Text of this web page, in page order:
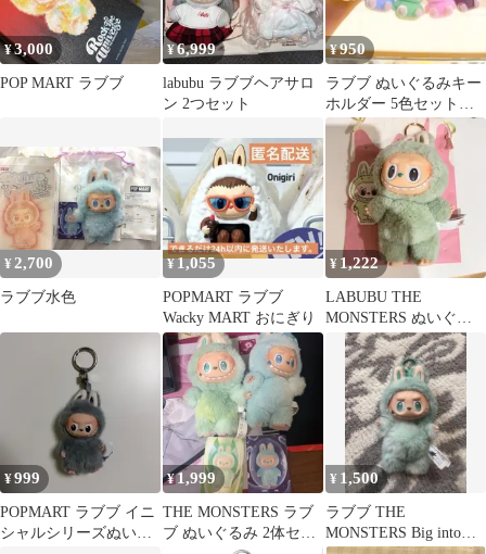
¥3,000
POP MART ラブブ
¥6,999
labubu ラブブヘアサロ
ン 2つセット
¥950
ラブブ ぬいぐるみキー
ホルダー 5色セット
Labubu
¥2,700
ラブブ水色
¥1,055
POPMART ラブブ
Wacky MART おにぎり
¥ 1,222
LABUBU THE
MONSTERS ぬいぐる
み キーホルダー
¥999
POPMART ラブブ イニ
シャルシリーズぬいぐ
¥1,999
THE MONSTERS ラブ
ブ ぬいぐるみ 2体セッ
¥ 1,500
ラブブ THE
MONSTERS Big into